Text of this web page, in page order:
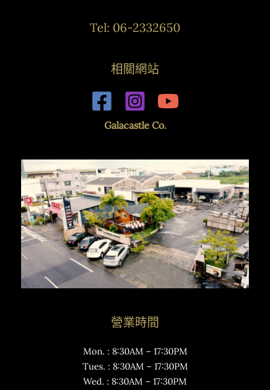
Tel: 06-2332650
相關網站
Galacastle Co.
營業時間
Mon. : 8:30AM – 17:30PM
Tues. : 8:30AM – 17:30PM
Wed. : 8:30AM – 17:30PM